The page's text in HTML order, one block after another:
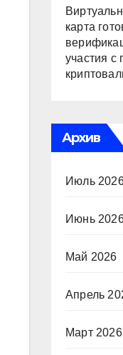
карта
участия с
Архив
Июль
Июнь
Май 2026
Апрель
Март 2026